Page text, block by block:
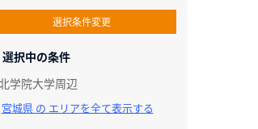
選択条件変更
選択中の条件
学院大学周辺
宮城県 の エリアを全て表示する